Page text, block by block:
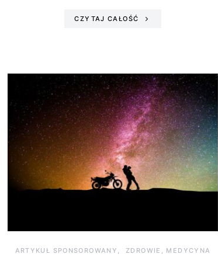
CZYTAJ CAŁOŚĆ
ARTYKUŁ SPONSOROWANY ZDROWIE, MEDYCYNA